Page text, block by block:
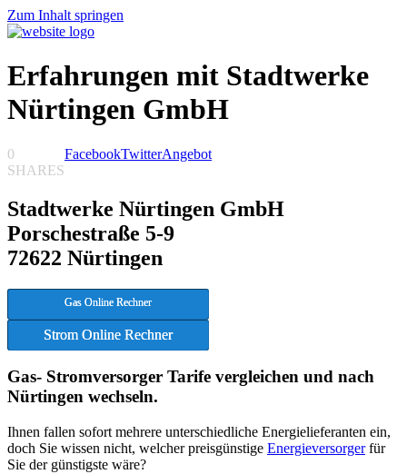
Zum Inhalt springen
Erfahrungen mit Stadtwerke
Nürtingen GmbH
0
SHARES
FacebookTwitterAngebot
Stadtwerke Nürtingen GmbH
Porschestraße 5-9
72622 Nürtingen
Gas Online Rechner
Strom Online Rechner
Gas- Stromversorger Tarife vergleichen und nach
Nürtingen wechseln.
Ihnen fallen sofort mehrere unterschiedliche Energielieferanten ein,
doch Sie wissen nicht, welcher preisgünstige Energieversorgerfür
Sie der günstigste wäre?